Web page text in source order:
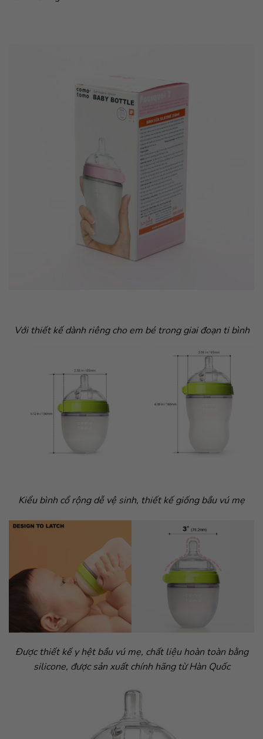
Với thiết kế dành riêng cho em bé trong giai đoạn ti bình
Kiểu bình cổ rộng dễ vệ sinh, thiết kế giống bầu vú mẹ
Được thiết kế y hệt bầu vú mẹ, chất liệu hoàn toàn bằng
silicone, được sản xuất chính hãng từ Hàn Quốc